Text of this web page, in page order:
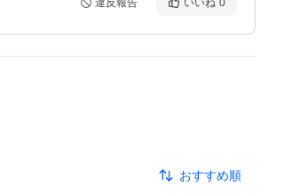
違反報告 いいね 0
おすすめ順